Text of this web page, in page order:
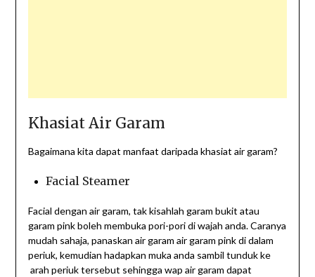
Khasiat Air Garam
Bagaimana kita dapat manfaat daripada khasiat air garam?
Facial Steamer
Facial dengan air garam, tak kisahlah garam bukit atau
garam pink boleh membuka pori-pori di wajah anda. Caranya
mudah sahaja, panaskan air garam air garam pink di dalam
periuk, kemudian hadapkan muka anda sambil tunduk ke
arah periuk tersebut sehingga wap air garam dapat